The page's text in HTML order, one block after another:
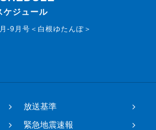
ケジュール
-9月号＜白根ゆたんぽ＞
放送基準
緊急地震速報